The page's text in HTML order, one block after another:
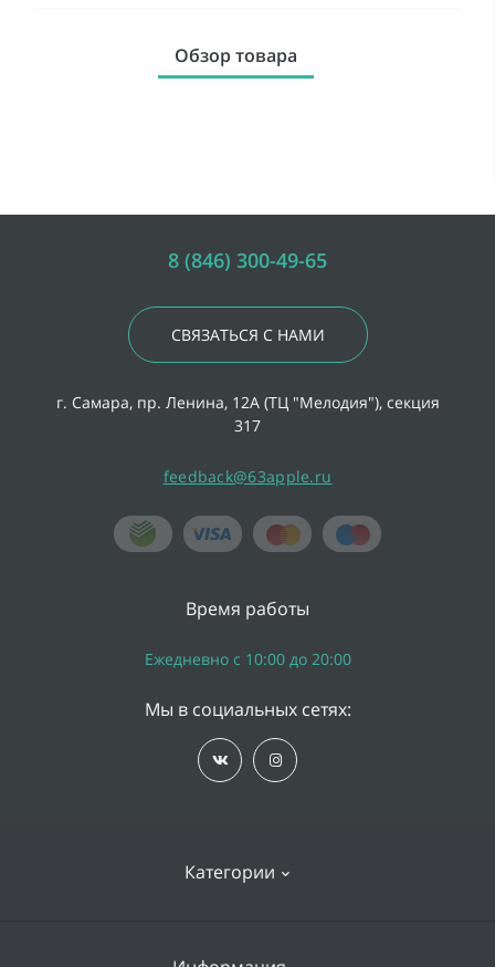
Обзор товара
8 (846) 300-49-65
СВЯЗАТЬСЯ С НАМИ
г. Самара, пр. Ленина, 12А (ТЦ "Мелодия"), секция
317
feedback@63apple.ru
Категории
Время работы
Ежедневно с 10:00 до 20:00
Мы в социальных сетях: